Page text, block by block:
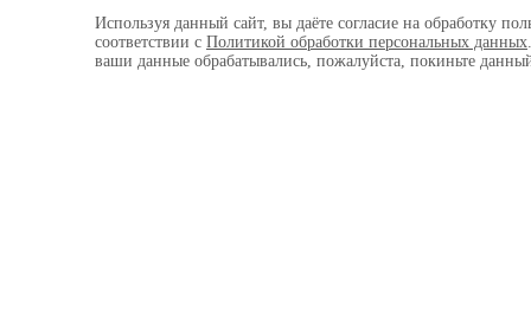
Используя данный сайт, вы даёте согласие на обработку
соответствии с Политикой обработки персональных данных
ваши данные обрабатывались, пожалуйста, покиньте